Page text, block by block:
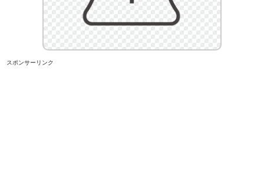
スポンサーリンク